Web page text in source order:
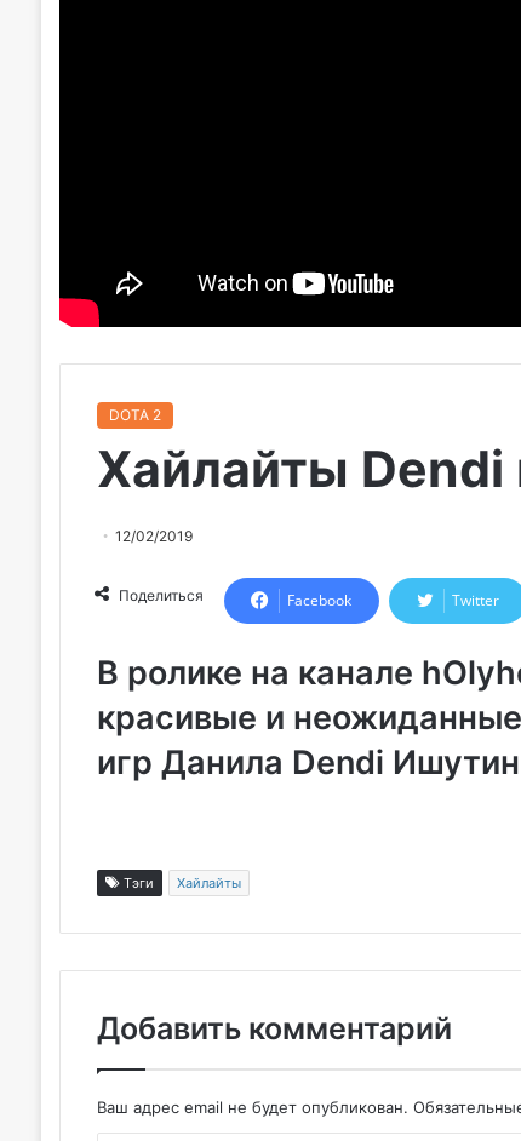
DOTA 2
Хайлайты Dendi
12/02/2019
Поделиться Facebook Twitter
В ролике на канале
красивые и
игр Данила Dendi
Тэги Хайлайты
Добавить комментарий
Ваш адрес email не будет опубликован.